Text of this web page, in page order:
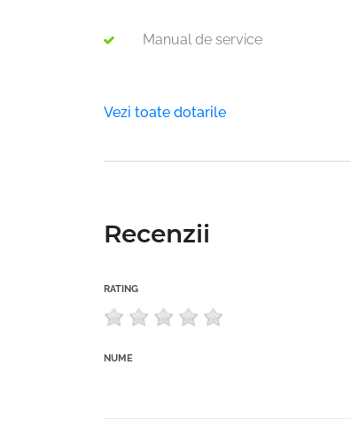
Manual de service
Vezi toate dotarile
Recenzii
RATING
NUME